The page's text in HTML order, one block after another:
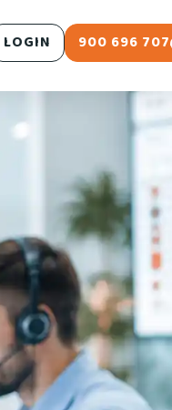
LOGIN 900 696 707